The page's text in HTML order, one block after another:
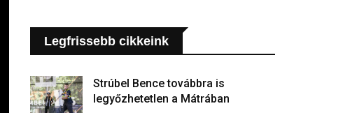
Legfrissebb cikkeink
Strúbel Bence továbbra is
legyőzhetetlen a Mátrában